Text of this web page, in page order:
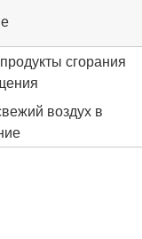
сгорания
воздух в